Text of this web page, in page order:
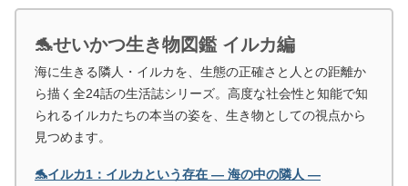
🐬せいかつ生き物図鑑 イルカ編
海に生きる隣人・イルカを、生態の正確さと人との距離か
ら描く全24話の生活誌シリーズ。高度な社会性と知能で知
られるイルカたちの本当の姿を、生き物としての視点から
見つめます。
🐬イルカ1：イルカという存在 ― 海の中の隣人 ―